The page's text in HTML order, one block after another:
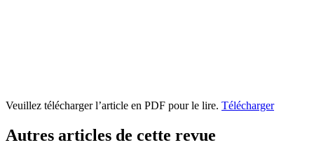
Veuillez télécharger l’article en PDF pour le lire. Télécharger
Autres articles de cette revue